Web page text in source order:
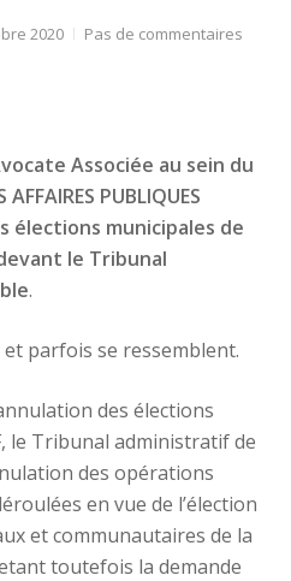
2020 Pas de commentaires
Associée au sein du
PUBLIQUES
élections municipales de
le Tribunal
.
parfois se ressemblent.
des élections
le Tribunal administratif de
des opérations
en vue de l’élection
et communautaires de la
toutefois la demande